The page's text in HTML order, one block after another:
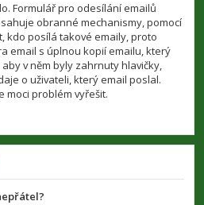
Formulář pro odesílání emailů
obranné mechanismy, pomocí
kdo posílá takové emaily, proto
email s úplnou kopií emailu, který
v něm byly zahrnuty hlavičky,
o uživateli, který email poslal.
problém vyřešit.